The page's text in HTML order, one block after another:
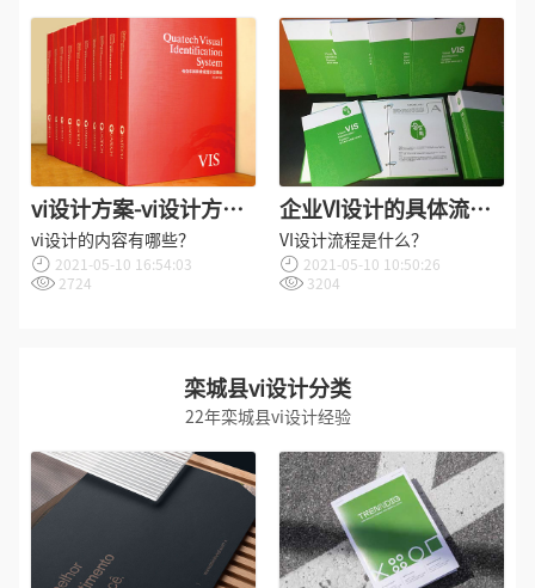
vi设计方案-vi设计方案
包括什么？
vi设计的内容有哪些？
2021-05-10 16:54:03
2724
企业VI设计的具体流程
有哪些？
VI设计流程是什么？
2021-05-10 10:50:26
3204
栾城县vi设计分类
22年栾城县vi设计经验